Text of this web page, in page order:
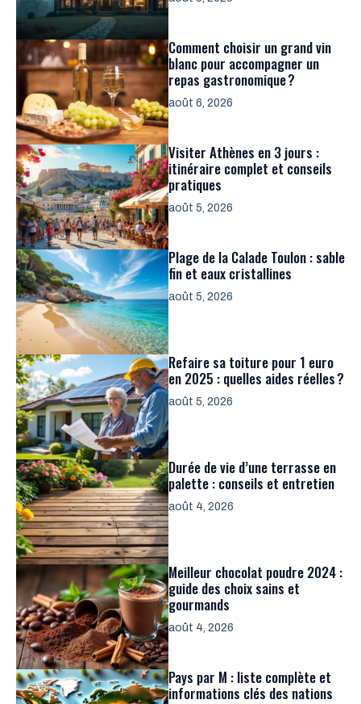
Comment choisir un grand vin
blanc pour accompagner un
repas gastronomique ?
août 6, 2026
Visiter Athènes en 3 jours :
itinéraire complet et conseils
pratiques
août 5, 2026
Plage de la Calade Toulon : sable
fin et eaux cristallines
août 5, 2026
Refaire sa toiture pour 1 euro
en 2025 : quelles aides réelles ?
août 5, 2026
Durée de vie d’une terrasse en
palette : conseils et entretien
août 4, 2026
Meilleur chocolat poudre 2024 :
guide des choix sains et
gourmands
août 4, 2026
Pays par M : liste complète et
informations clés des nations